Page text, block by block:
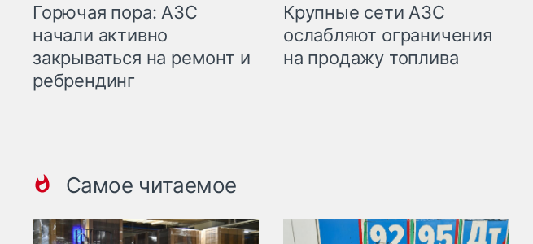
Горючая пора: АЗС
начали активно
закрываться на ремонт и
ребрендинг
Крупные сети АЗС
ослабляют ограничения
на продажу топлива
Самое читаемое